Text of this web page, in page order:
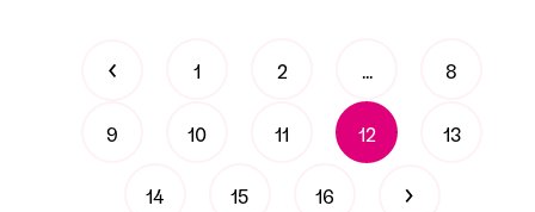
‹ 1 2 ... 8
9 10 11 12 13
14 15 16 ›